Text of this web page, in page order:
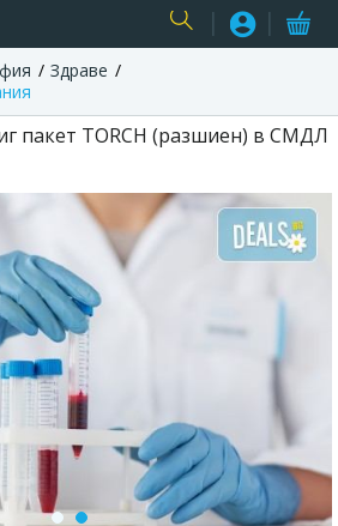
Здраве
пакет TORCH (разшиен) в СМДЛ